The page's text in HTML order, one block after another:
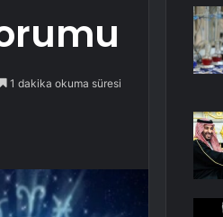
1 dakika okuma süresi